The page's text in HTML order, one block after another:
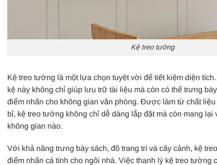
Kệ treo tường
Kệ treo tường là một lựa chọn tuyệt vời để tiết kiệm diện
kệ này không chỉ giúp lưu trữ tài liệu mà còn có thể trưng
điểm nhấn cho không gian văn phòng. Được làm từ chất
bỉ, kệ treo tường không chỉ dễ dàng lắp đặt mà còn mang lại
không gian nào.
Với khả năng trưng bày sách, đồ trang trí và cây cảnh, kệ
điểm nhấn cá tính cho ngôi nhà. Việc thanh lý kệ treo tường